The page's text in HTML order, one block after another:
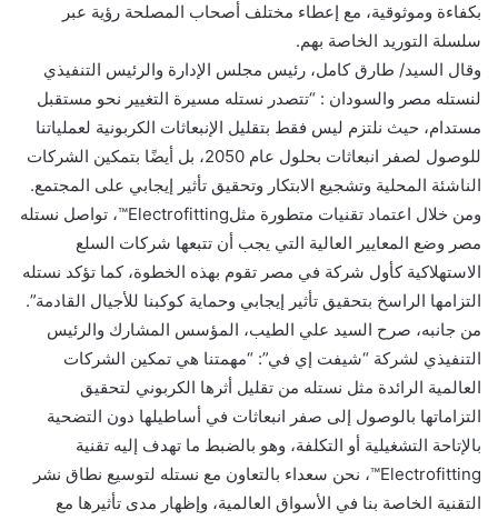
بكفاءة وموثوقية، مع إعطاء مختلف أصحاب المصلحة رؤية عبر
سلسلة التوريد الخاصة بهم.
وقال السيد/ طارق كامل، رئيس مجلس الإدارة والرئيس التنفيذي
لنستله مصر والسودان : “تتصدر نستله مسيرة التغيير نحو مستقبل
مستدام، حيث نلتزم ليس فقط بتقليل الإنبعاثات الكربونية لعملياتنا
للوصول لصفر انبعاثات بحلول عام 2050، بل أيضًا بتمكين الشركات
الناشئة المحلية وتشجيع الابتكار وتحقيق تأثير إيجابي على المجتمع.
ومن خلال اعتماد تقنيات متطورة مثلElectrofitting™، تواصل نستله
مصر وضع المعايير العالية التي يجب أن تتبعها شركات السلع
الاستهلاكية كأول شركة في مصر تقوم بهذه الخطوة، كما تؤكد نستله
التزامها الراسخ بتحقيق تأثير إيجابي وحماية كوكبنا للأجيال القادمة”.
من جانبه، صرح السيد علي الطيب، المؤسس المشارك والرئيس
التنفيذي لشركة “شيفت إي في”: “مهمتنا هي تمكين الشركات
العالمية الرائدة مثل نستله من تقليل أثرها الكربوني لتحقيق
التزاماتها بالوصول إلى صفر انبعاثات في أساطيلها دون التضحية
بالإتاحة التشغيلية أو التكلفة، وهو بالضبط ما تهدف إليه تقنية
Electrofitting™، نحن سعداء بالتعاون مع نستله لتوسيع نطاق نشر
التقنية الخاصة بنا في الأسواق العالمية، وإظهار مدى تأثيرها مع